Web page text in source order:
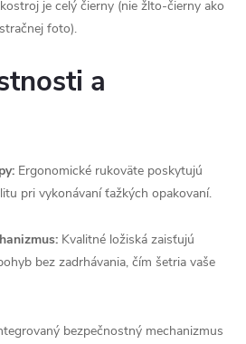
je celý čierny (nie žlto-čierny ako
foto).
a
Ergonomické rukoväte poskytujú
pri vykonávaní ťažkých opakovaní.
Kvalitné ložiská zaisťujú
bez zadrhávania, čím šetria vaše
bezpečnostný mechanizmus